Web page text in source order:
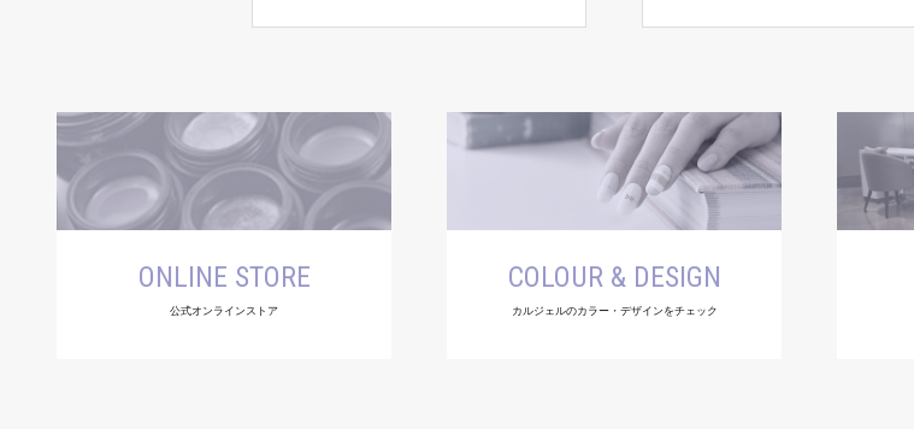
ONLINE STORE
公式オンラインストア
COLOUR & DESIGN
カルジェルのカラー・デザインをチェック